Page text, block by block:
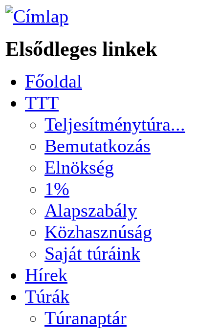
Elsődleges linkek
Főoldal
TTT
Teljesítménytúra...
Bemutatkozás
Elnökség
1%
Alapszabály
Közhasznúság
Saját túráink
Hírek
Túrák
Túranaptár